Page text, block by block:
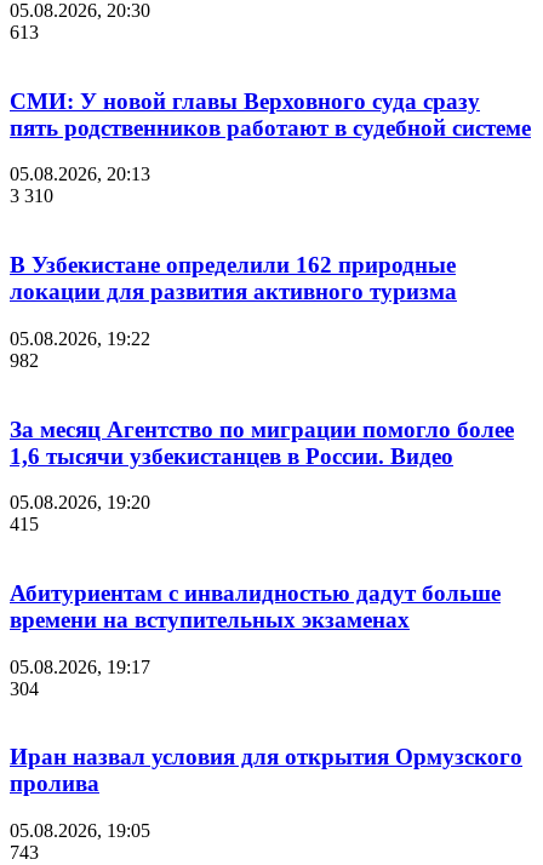
05.08.2026, 20:30
613
СМИ: У новой главы Верховного суда сразу
пять родственников работают в судебной системе
05.08.2026, 20:13
3 310
В Узбекистане определили 162 природные
локации для развития активного туризма
05.08.2026, 19:22
982
За месяц Агентство по миграции помогло более
1,6 тысячи узбекистанцев в России. Видео
05.08.2026, 19:20
415
Абитуриентам с инвалидностью дадут больше
времени на вступительных экзаменах
05.08.2026, 19:17
304
Иран назвал условия для открытия Ормузского
пролива
05.08.2026, 19:05
743